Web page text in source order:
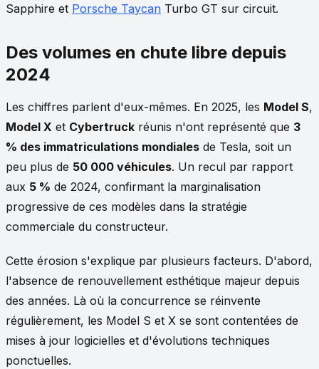
Sapphire et Porsche Taycan Turbo GT sur circuit.
Des volumes en chute libre depuis
2024
Les chiffres parlent d'eux-mêmes. En 2025, les Model S,
Model X et Cybertruck réunis n'ont représenté que 3
% des immatriculations mondiales de Tesla, soit un
peu plus de 50 000 véhicules. Un recul par rapport
aux 5 % de 2024, confirmant la marginalisation
progressive de ces modèles dans la stratégie
commerciale du constructeur.
Cette érosion s'explique par plusieurs facteurs. D'abord,
l'absence de renouvellement esthétique majeur depuis
des années. Là où la concurrence se réinvente
régulièrement, les Model S et X se sont contentées de
mises à jour logicielles et d'évolutions techniques
ponctuelles.